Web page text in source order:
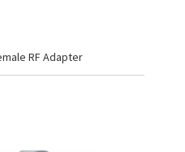
RF Adapter